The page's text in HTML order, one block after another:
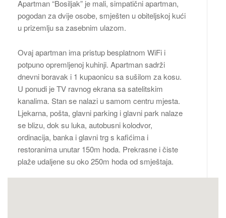
Apartman “Bosiljak” je mali, simpatični apartman,
pogodan za dvije osobe, smješten u obiteljskoj kući
u prizemlju sa zasebnim ulazom.
Ovaj apartman ima pristup besplatnom WiFi i
potpuno opremljenoj kuhinji. Apartman sadrži
dnevni boravak i 1 kupaonicu sa sušilom za kosu.
U ponudi je TV ravnog ekrana sa satelitskim
kanalima. Stan se nalazi u samom centru mjesta.
Ljekarna, pošta, glavni parking i glavni park nalaze
se blizu, dok su luka, autobusni kolodvor,
ordinacija, banka i glavni trg s kafićima i
restoranima unutar 150m hoda. Prekrasne i čiste
plaže udaljene su oko 250m hoda od smještaja.